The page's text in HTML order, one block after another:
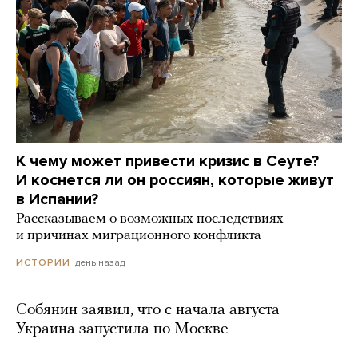
К чему может привести кризис в Сеуте?
И коснется ли он россиян, которые живут
в Испании?
Рассказываем о возможных последствиях
и причинах миграционного конфликта
ИСТОРИИ день назад
Собянин заявил, что с начала августа
Украина запустила по Москве